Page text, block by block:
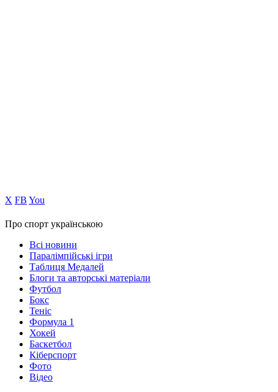
Х FB You
Про спорт українською
Всі новини
Паралімпійські ігри
Таблиця Медалей
Блоги та авторські матеріали
Футбол
Бокс
Теніс
Формула 1
Хокей
Баскетбол
Кіберспорт
Фото
Відео